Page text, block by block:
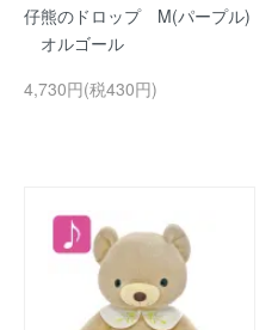
仔熊のドロップ M(パープル)
オルゴール
4,730円(税430円)